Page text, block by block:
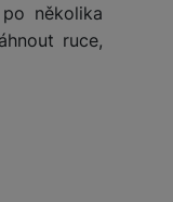
několika
ruce,